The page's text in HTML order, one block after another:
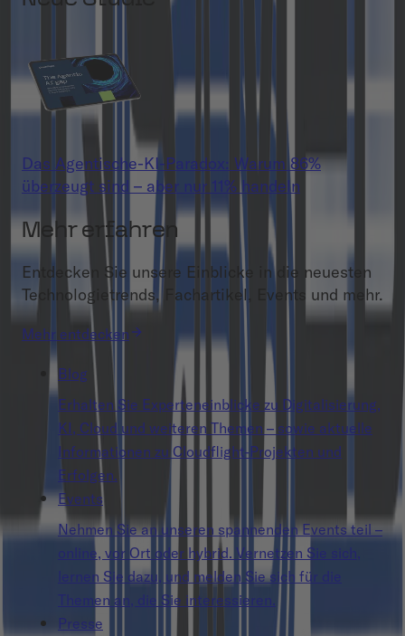
Das Agentische-KI-Paradox: Warum 86%
überzeugt sind – aber nur 11% handeln
Mehr erfahren
Entdecken Sie unsere Einblicke in die neuesten
Technologietrends, Fachartikel, Events und mehr.
Mehr entdecken
Blog
Erhalten Sie Experteneinblicke zu Digitalisierung,
KI, Cloud und weiteren Themen – sowie aktuelle
Informationen zu Cloudflight-Projekten und
Erfolgen.
Events
Nehmen Sie an unseren spannenden Events teil –
online, vor Ort oder hybrid. Vernetzen Sie sich,
lernen Sie dazu, und melden Sie sich für die
Themen an, die Sie interessieren.
Presse